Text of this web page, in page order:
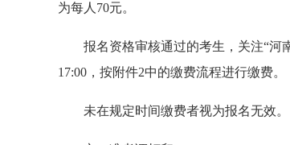
为每人70元。
报名资格审核通过的考生，关注“河
17:00，按附件2中的缴费流程进行缴费。
未在规定时间缴费者视为报名无效。